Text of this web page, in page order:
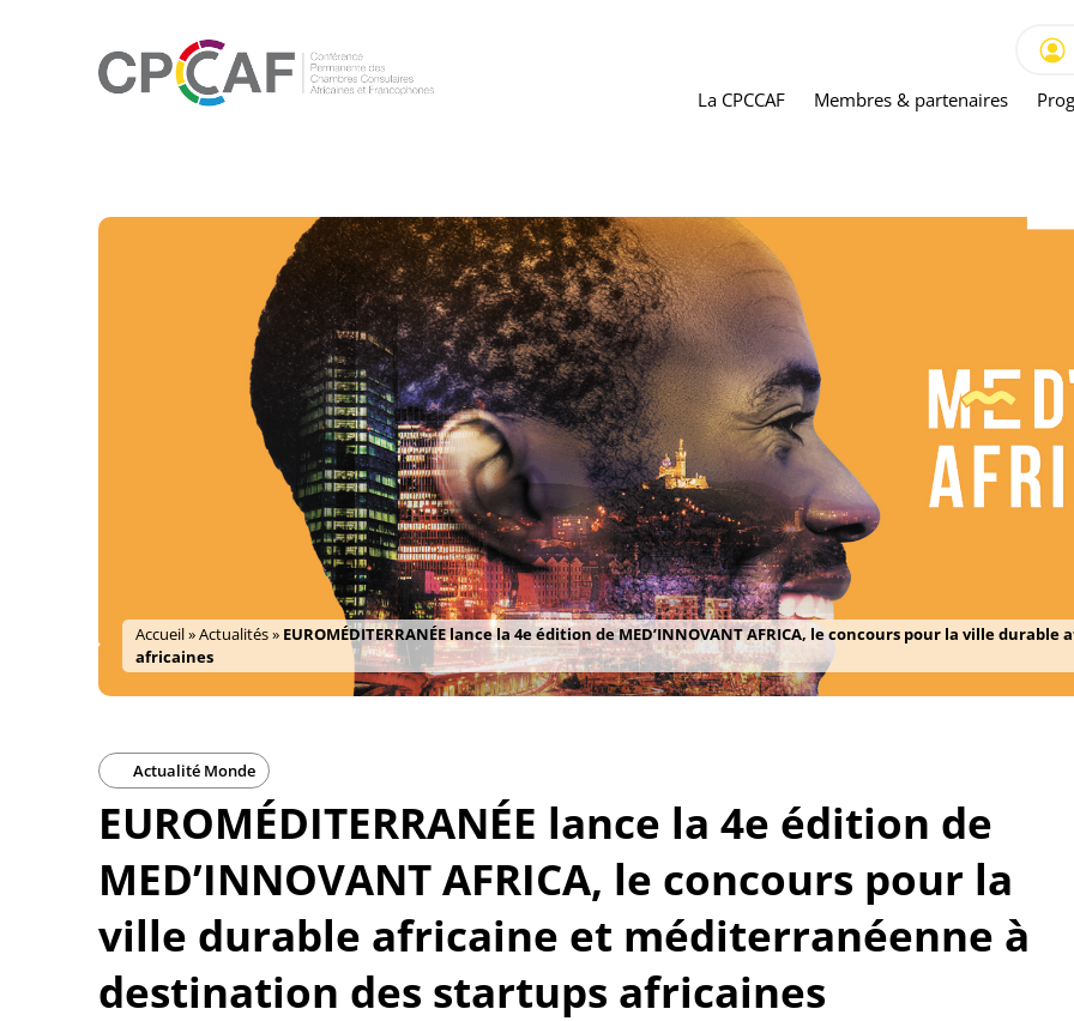
La CPCCAF Membres & partenaires
Accueil»Actualités» EUROMÉDITERRANÉE lance la 4e édition de MED’INNOVANT AFRICA, le concours pour la ville
africaines
Actualité Monde
EUROMÉDITERRANÉE lance la 4e édition de
MED’INNOVANT AFRICA, le concours pour la
ville durable africaine et méditerranéenne à
destination des startups africaines